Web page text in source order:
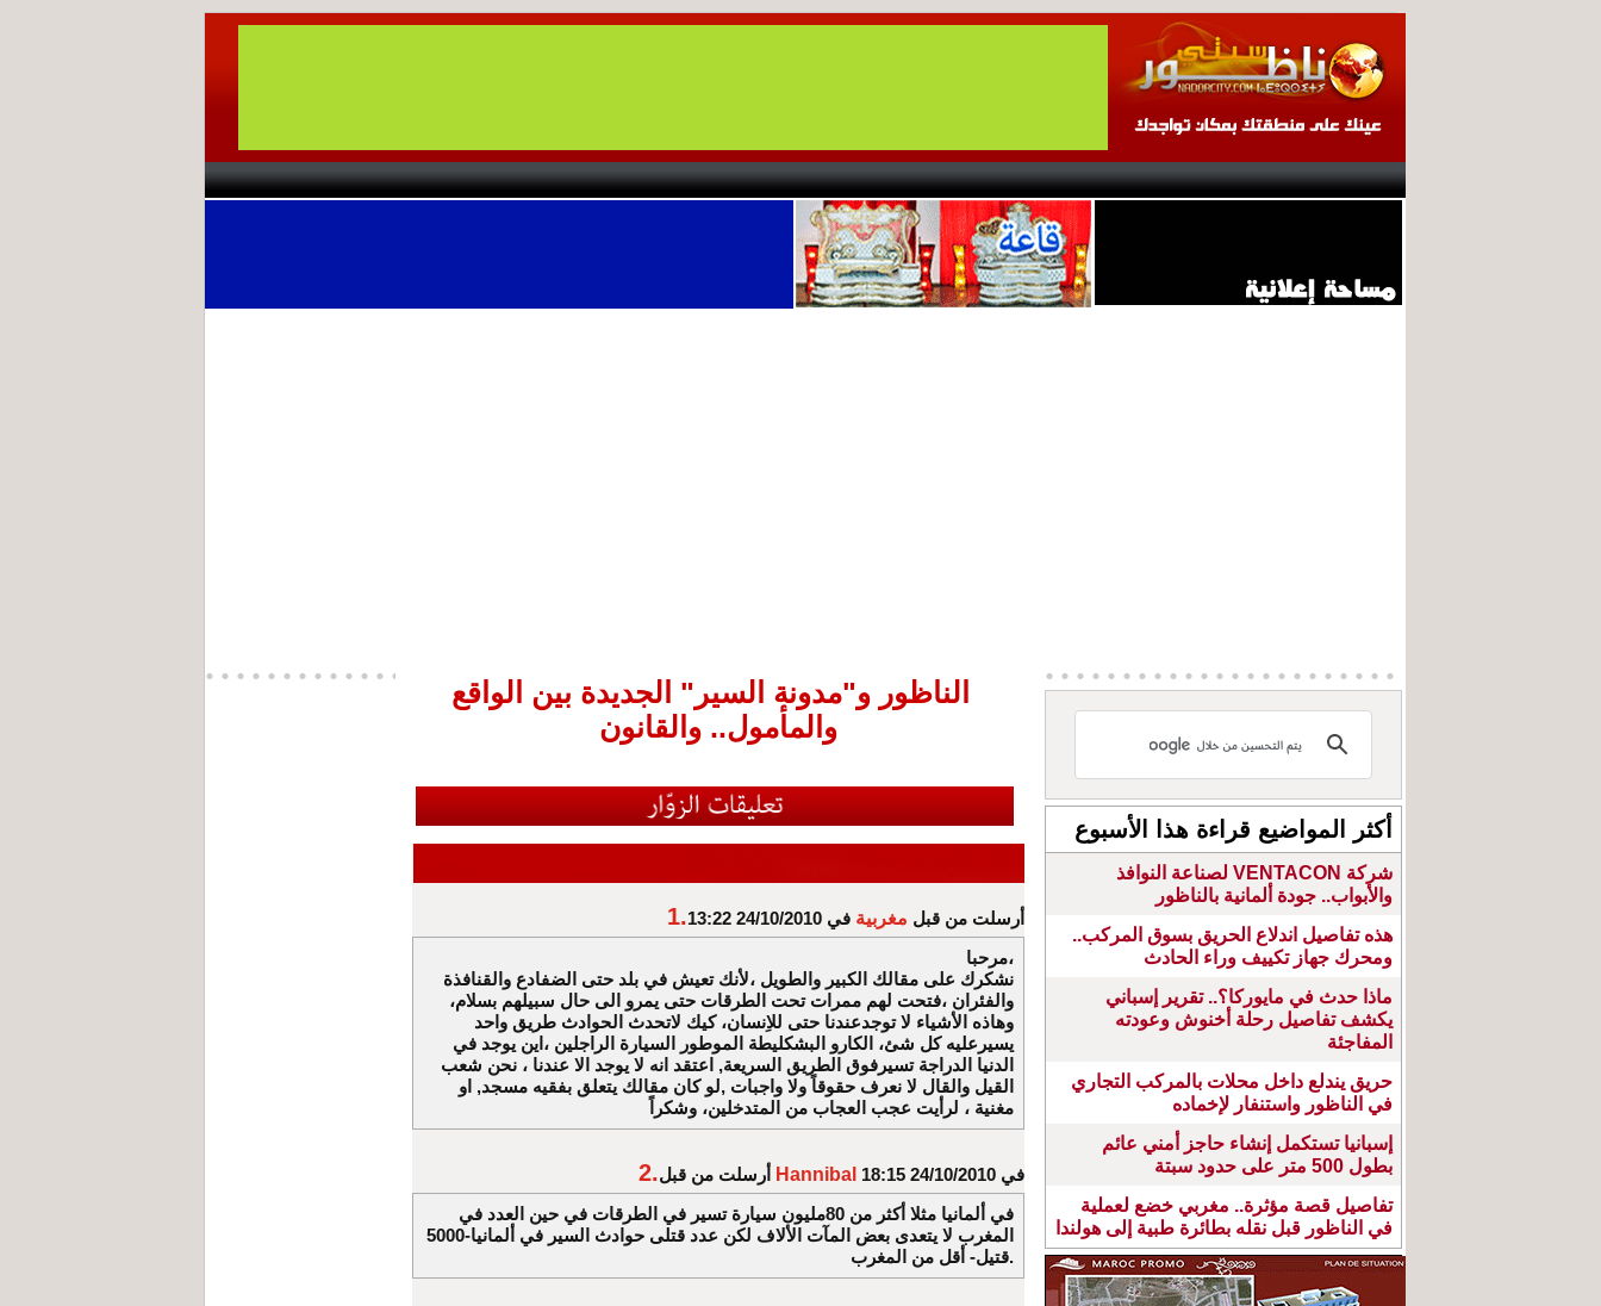
الناظور و"مدونة السير" الجديدة بين الواقع
والمأمول.. والقانون
1. أرسلت من قبل مغربية في 24/10/2010 13:22
مرحبا،
نشكرك على مقالك الكبير والطويل ،لأنك تعيش في بلد حتى الضفادع والقنافذة
والفئران ،فتحت لهم ممرات تحت الطرقات حتى يمرو الى حال سبيلهم بسلام،
وهاذه الأشياء لا توجدعندنا حتى للاِنسان، كيك لاتحدث الحوادث طريق واحد
يسيرعليه كل شئ، الكارو البشكليطة الموطور السيارة الراجلين ،اين يوجد في
الدنيا الدراجة تسيرفوق الطريق السريعة, اعتقد انه لا يوجد الا عندنا ، نحن شعب
القيل والقال لا نعرف حقوقاً ولا واجبات ,لو كان مقالك يتعلق بفقيه مسجد, او
مغنية ، لرأيت عجب العجاب من المتدخلين، وشكراً
2. Hannibal
في 24/10/2010 18:15
في ألمانيا مثلا أكثر من 80مليون سيارة تسير في الطرقات في حين العدد في
المغرب لا يتعدى بعض المآت الألاف لكن عدد قتلى حوادث السير في ألمانيا-5000
قتيل- أقل من المغرب.
أكثر المواضيع قراءة هذا الأسبوع
شركة VENTACON لصناعة النوافذ
والأبواب.. جودة ألمانية بالناظور
هذه تفاصيل اندلاع الحريق بسوق المركب..
ومحرك جهاز تكييف وراء الحادث
ماذا حدث في مايوركا؟.. تقرير إسباني
يكشف تفاصيل رحلة أخنوش وعودته
المفاجئة
حريق يندلع داخل محلات بالمركب التجاري
في الناظور واستنفار لإخماده
إسبانيا تستكمل إنشاء حاجز أمني عائم
بطول 500 متر على حدود سبتة
تفاصيل قصة مؤثرة.. مغربي خضع لعملية
في الناظور قبل نقله بطائرة طبية إلى هولندا